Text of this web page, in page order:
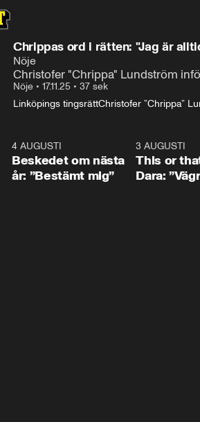
Chrippas ord i rätten: "Jag är
Nöje
Christofer "Chrippa" Lundström
Nöje • 17.11.25 • 37 sek
Linköpings tingsrättChristofer ”Chrippa”
1:04
0:24
4 AUGUSTI
Beskedet om nästa
år: ”Bestämt mig”
3 AUGUSTI
This or
Dara: